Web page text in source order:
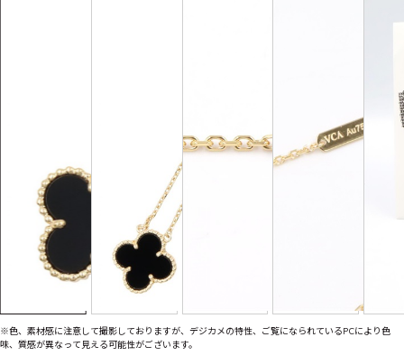
※色、素材感に注意して撮影しておりますが、デジカメの特性、ご覧になられているPCにより色
味、質感が異なって見える可能性がございます。